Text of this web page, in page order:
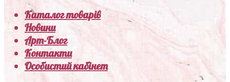
Каталог товарів
Новини
Арт-Блог
Контакти
Особистий кабінет